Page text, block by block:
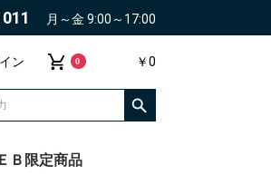
月～金 9:00～17:00
ン 0 ￥0
Ｂ限定商品